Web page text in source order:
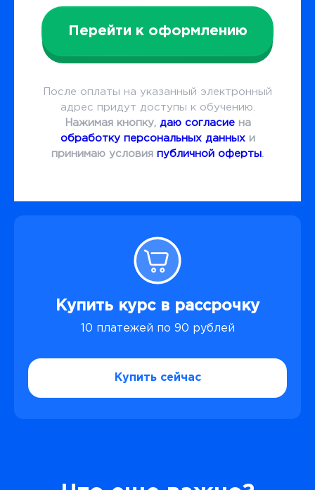
Перейти к оформлению
После оплаты на указанный электронный
адрес придут доступы к обучению.
Нажимая кнопку, даю согласиена
обработку персональных данныхи
принимаю условия публичной оферты.
Купить курс в рассрочку
10 платежей по 90 рублей
Купить сейчас